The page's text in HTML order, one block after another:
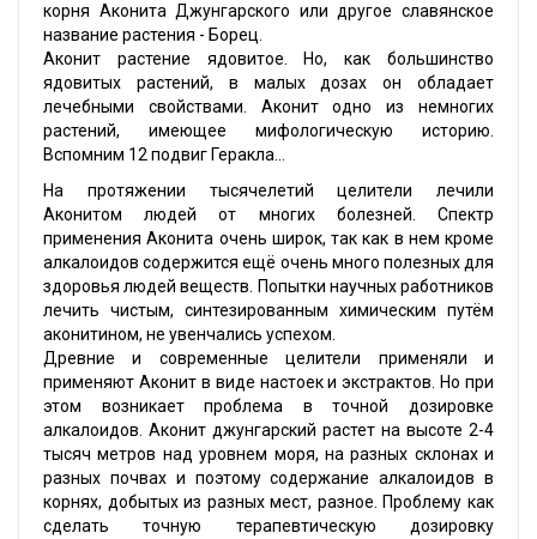
корня Аконита Джунгарского или другое славянское
название растения - Борец.
Аконит растение ядовитое. Но, как большинство
ядовитых растений, в малых дозах он обладает
лечебными свойствами. Аконит одно из немногих
растений, имеющее мифологическую историю.
Вспомним 12 подвиг Геракла…
На протяжении тысячелетий целители лечили
Аконитом людей от многих болезней. Спектр
применения Аконита очень широк, так как в нем кроме
алкалоидов содержится ещё очень много полезных для
здоровья людей веществ. Попытки научных работников
лечить чистым, синтезированным химическим путём
аконитином, не увенчались успехом.
Древние и современные целители применяли и
применяют Аконит в виде настоек и экстрактов. Но при
этом возникает проблема в точной дозировке
алкалоидов. Аконит джунгарский растет на высоте 2-4
тысяч метров над уровнем моря, на разных склонах и
разных почвах и поэтому содержание алкалоидов в
корнях, добытых из разных мест, разное. Проблему как
сделать точную терапевтическую дозировку